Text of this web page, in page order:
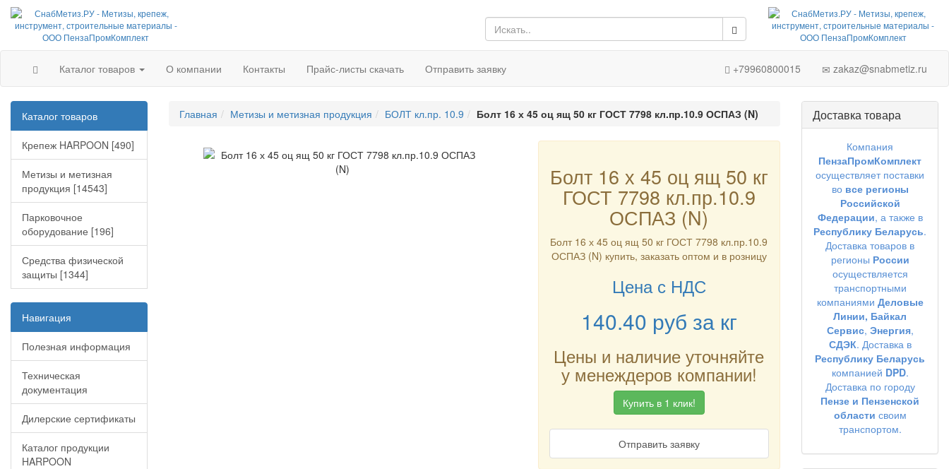
Каталог товаров О компании Контакты Прайс-листы скачать Отправить заявку +79960800015 zakaz@snabmetiz.ru
Каталог товаров
Крепеж HARPOON [490]
Метизы и метизная
продукция [14543]
Парковочное
оборудование [196]
Средства физической
защиты [1344]
Навигация
Полезная информация
Техническая
документация
Дилерские сертификаты
Каталог продукции
HARPOON
Главная Метизы и метизная продукция БОЛТ кл.пр. 10.9 Болт 16 х 45 оц ящ 50 кг ГОСТ 7798 кл.пр.10.9 ОСПАЗ (N)
Болт 16 х 45 оц ящ 50 кг
ГОСТ 7798 кл.пр.10.9
ОСПАЗ (N)
Болт 16 х 45 оц ящ 50 кг ГОСТ 7798 кл.пр.10.9
ОСПАЗ (N) купить, заказать оптом и в розницу
Цена с НДС
140.40 руб за кг
Цены и наличие уточняйте
у менеждеров компании!
Купить в 1 клик!
Отправить заявку
Доставка товара
Компания
ПензаПромКомплект
осуществляет поставки
во все регионы
Российской
Федерации, а также в
Республику Беларусь.
Доставка товаров в
регионы России
осуществляется
транспортными
компаниями Деловые
Линии, Байкал
Сервис, Энергия,
СДЭК. Доставка в
Республику Беларусь
компанией DPD.
Доставка по городу
Пензе и Пензенской
области своим
транспортом.